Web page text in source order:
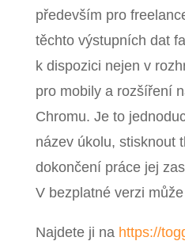
především pro
těchto výstupních dat
k dispozici nejen v
pro mobily a rozšíření
Chromu. Je to
název úkolu, stisknout
dokončení práce jej
V bezplatné verzi
Najdete ji na https://